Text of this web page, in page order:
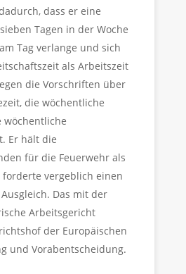
dass er eine
Tagen in der Woche
Tag verlange und sich
als Arbeitszeit
die Vorschriften über
die wöchentliche
wöchentliche
Er hält die
für die Feuerwehr als
forderte vergeblich einen
Das mit der
Arbeitsgericht
der Europäischen
und Vorabentscheidung.